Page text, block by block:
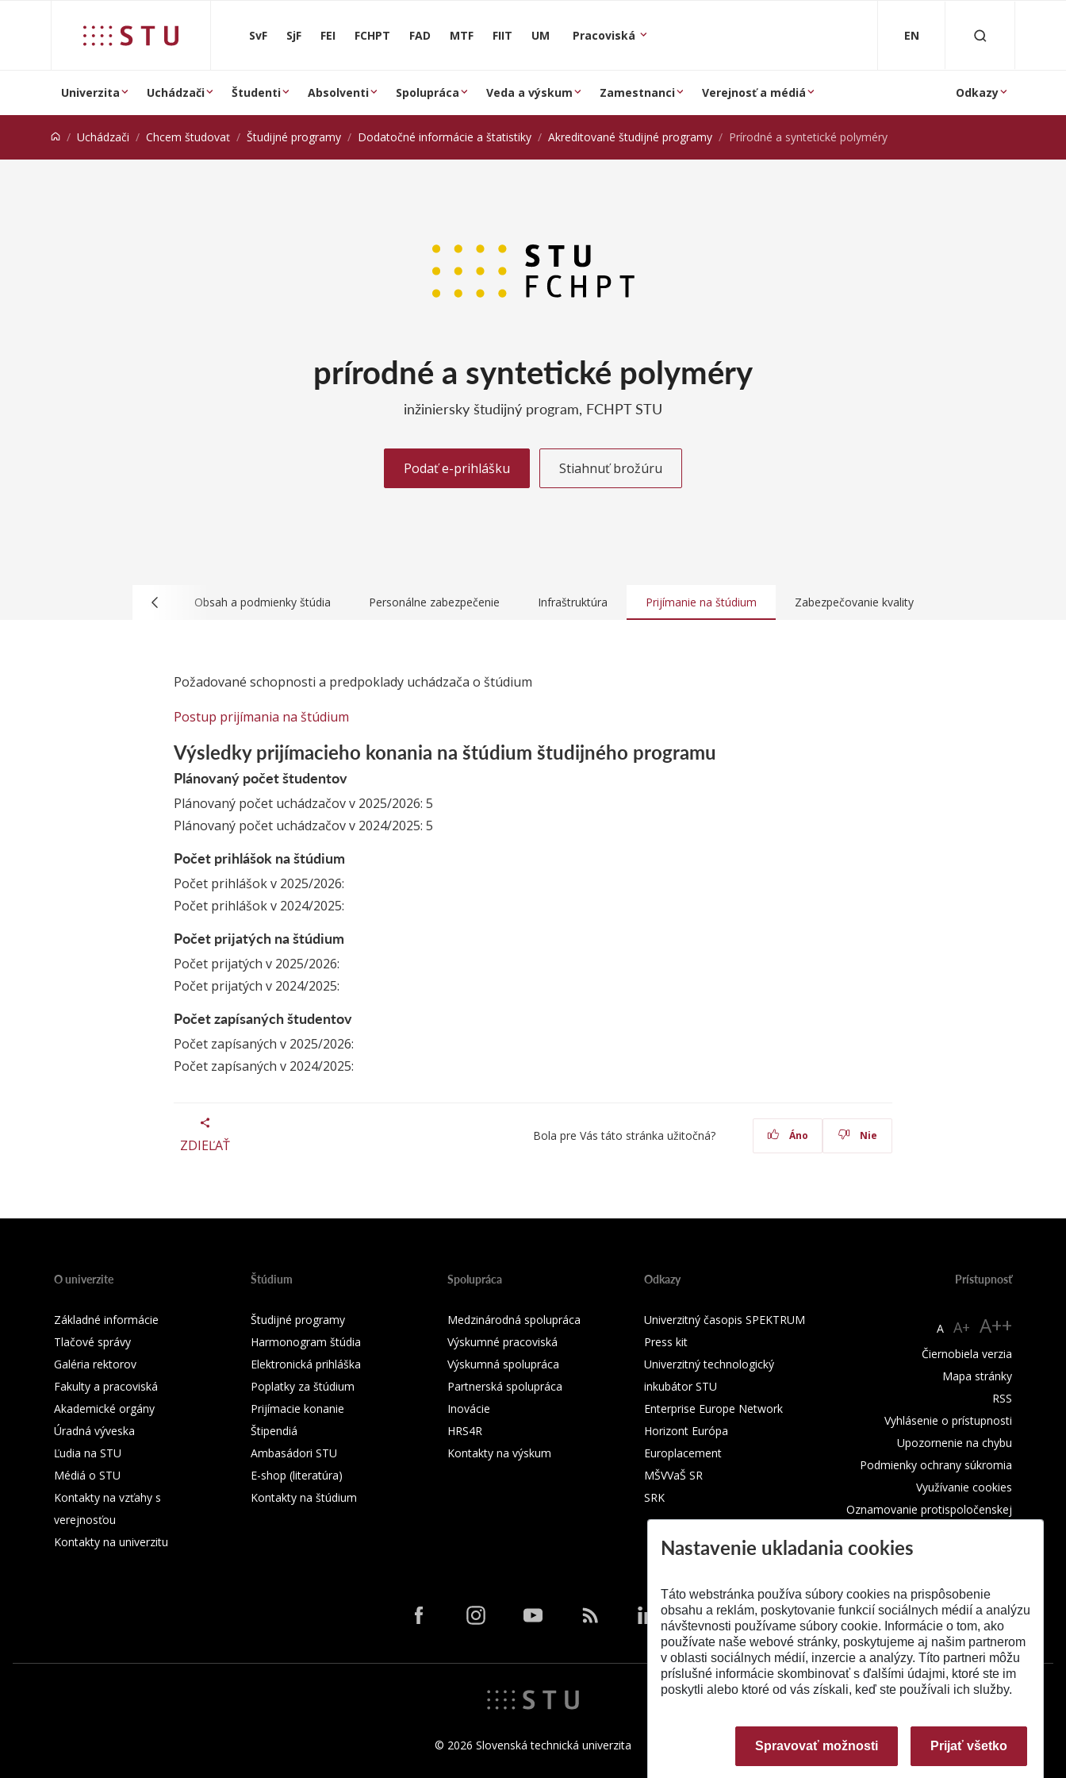
SvF SjF FEI FCHPT FAD MTF FIIT UM Pracoviská EN
Univerzita Uchádzači Študenti Absolventi Spolupráca Veda a výskum Zamestnanci Verejnosť a médiá Odkazy
Uchádzači Chcem študovať Študijné programy Dodatočné informácie a štatistiky Akreditované študijné programy Prírodné a syntetické polyméry
prírodné a syntetické polyméry
inžiniersky študijný program, FCHPT STU
Podať e-prihlášku Stiahnuť brožúru
Profil a uplatnenie absolventa Obsah a podmienky štúdia Personálne zabezpečenie Infraštruktúra Prijímanie na štúdium Zabezpečovanie kvality
Požadované schopnosti a predpoklady uchádzača o štúdium
Postup prijímania na štúdium
Výsledky prijímacieho konania na štúdium študijného programu
Plánovaný počet študentov
Plánovaný počet uchádzačov v 2025/2026: 5
Plánovaný počet uchádzačov v 2024/2025: 5
Počet prihlášok na štúdium
Počet prihlášok v 2025/2026:
Počet prihlášok v 2024/2025:
Počet prijatých na štúdium
Počet prijatých v 2025/2026:
Počet prijatých v 2024/2025:
Počet zapísaných študentov
Počet zapísaných v 2025/2026:
Počet zapísaných v 2024/2025:
ZDIEĽAŤ
Bola pre Vás táto stránka užitočná? Áno Nie
O univerzite
Základné informácie
Tlačové správy
Galéria rektorov
Fakulty a pracoviská
Akademické orgány
Úradná výveska
Ľudia na STU
Médiá o STU
Kontakty na vzťahy s
verejnosťou
Kontakty na univerzitu
Štúdium
Študijné programy
Harmonogram štúdia
Elektronická prihláška
Poplatky za štúdium
Prijímacie konanie
Štipendiá
Ambasádori STU
E-shop (literatúra)
Kontakty na štúdium
Spolupráca
Medzinárodná spolupráca
Výskumné pracoviská
Výskumná spolupráca
Partnerská spolupráca
Inovácie
HRS4R
Kontakty na výskum
Odkazy
Univerzitný časopis SPEKTRUM
Press kit
Univerzitný technologický
inkubátor STU
Enterprise Europe Network
Horizont Európa
Europlacement
MŠVVaŠ SR
SRK
Prístupnosť
A A+ A++
Čiernobiela verzia
Mapa stránky
RSS
Vyhlásenie o prístupnosti
Upozornenie na chybu
Podmienky ochrany súkromia
Využívanie cookies
Oznamovanie protispoločenskej
© 2026 Slovenská technická univerzita
Nastavenie ukladania cookies
Táto webstránka používa súbory cookies na prispôsobenie
obsahu a reklám, poskytovanie funkcií sociálnych médií a analýzu
návštevnosti používame súbory cookie. Informácie o tom, ako
používate naše webové stránky, poskytujeme aj našim partnerom
v oblasti sociálnych médií, inzercie a analýzy. Títo partneri môžu
príslušné informácie skombinovať s ďalšími údajmi, ktoré ste im
poskytli alebo ktoré od vás získali, keď ste používali ich služby.
Spravovať možnosti Prijať všetko